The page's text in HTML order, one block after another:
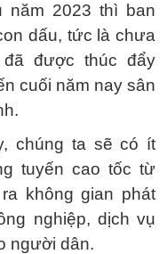
năm 2023 thì ban
dấu, tức là chưa
được thúc đẩy
cuối năm nay sân
chúng ta sẽ có ít
tuyến cao tốc từ
không gian phát
nghiệp, dịch vụ
người dân.